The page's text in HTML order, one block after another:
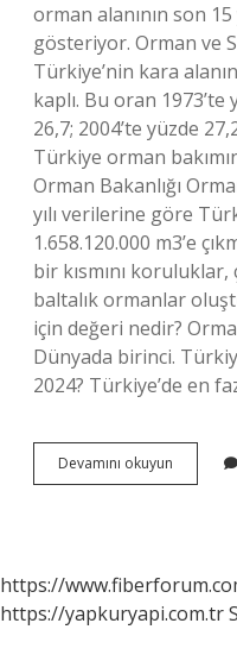
orman alanının son 15
gösteriyor. Orman ve
Türkiye’nin kara
kaplı. Bu oran 1973’te
26,7; 2004’te yüzde
Türkiye orman
Orman Bakanlığı
yılı verilerine göre
1.658.120.000 m3’e
bir kısmını koruluklar,
baltalık ormanlar
için değeri nedir?
Dünyada birinci.
2024? Türkiye’de en
Devamını okuyun Türkiyenin
Yüzde
https://
https://yapkuryapi.com.tr